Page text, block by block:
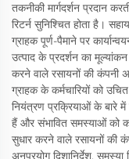
तकनीकी मार्गदर्शन प्रदान
रिटर्न सुनिश्चित होता है।
ग्राहक पूर्ण-पैमाने पर
उत्पाद के प्रदर्शन का
करने वाले रसायनों की कंपनी
ग्राहक के कर्मचारियों को
नियंत्रण प्रक्रियाओं के बारे में
हैं और संभावित समस्याओं को
सुधार करने वाले रसायनों की
अनुप्रयोग दिशानिर्देश,